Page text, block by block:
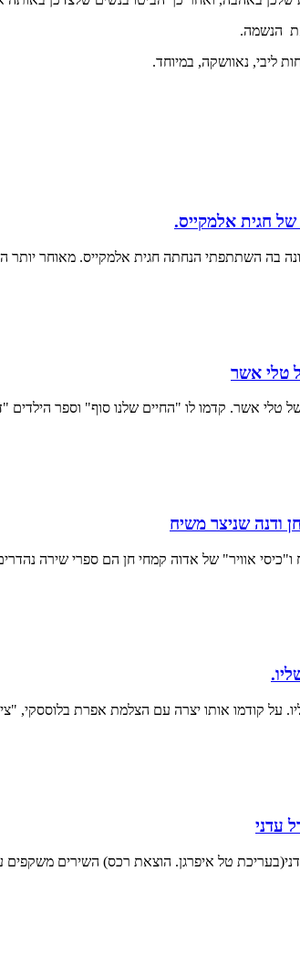
הנשמה.
ליבי, נאוושקה, במיוחד.
חגית אלמקייס.
בה השתתפתי הנחתה חגית אלמקייס. מאוחר
טלי אשר
טלי אשר. קדמו לו "החיים שלנו סוף" וספר
ודנה שניצר משיח
אוויר" של אדוה קמחי חן הם ספרי שירה
על קודמו אותו יצרה עם הצלמת אפרת בלוססקי,
עדני
טל איפרגן. הוצאת רכס) השירים משקפים